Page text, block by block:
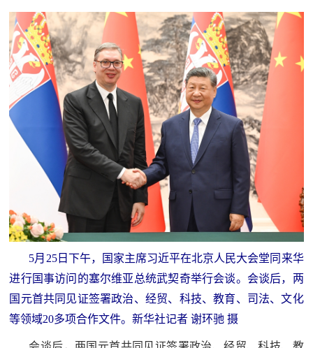
采
服
务
退
军
人
服
文
化
国
文
化
国
防
红
文
旅
5月25日下午，国家主席习近平在北京人民大会堂同来华
进行国事访问的塞尔维亚总统武契奇举行会谈。会谈后，两
国元首共同见证签署政治、经贸、科技、教育、司法、文化
等领域20多项合作文件。新华社记者 谢环驰 摄